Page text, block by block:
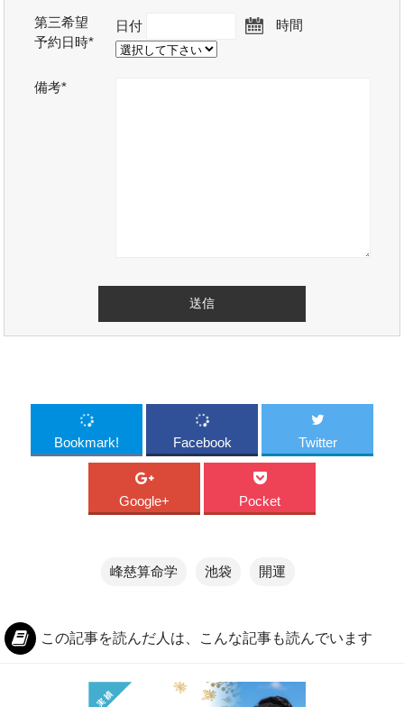
第三希望
予約日時*
日付 時間
備考*
Bookmark! Facebook Twitter
Google+ Pocket
峰慈算命学 池袋 開運
この記事を読んだ人は、こんな記事も読んでいます